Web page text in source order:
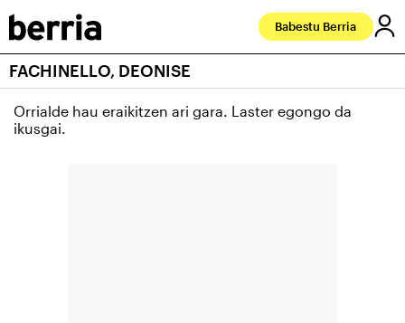
Babestu Berria
FACHINELLO, DEONISE
Orrialde hau eraikitzen ari gara. Laster egongo da
ikusgai.